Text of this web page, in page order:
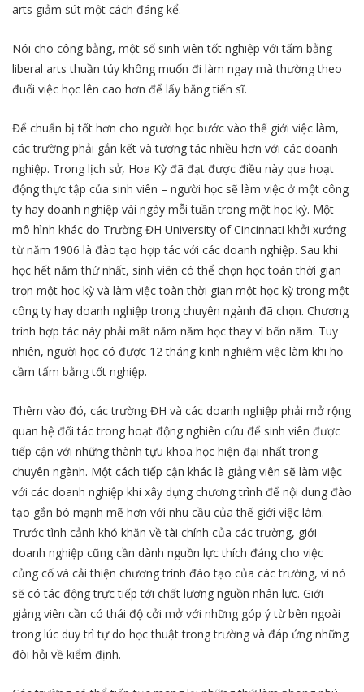
arts giảm sút một cách đáng kể.
Nói cho công bằng, một số sinh viên tốt nghiệp với tấm bằng
liberal arts thuần túy không muốn đi làm ngay mà thường theo
đuổi việc học lên cao hơn để lấy bằng tiến sĩ.
Để chuẩn bị tốt hơn cho người học bước vào thế giới việc làm,
các trường phải gắn kết và tương tác nhiều hơn với các doanh
nghiệp. Trong lịch sử, Hoa Kỳ đã đạt được điều này qua hoạt
động thực tập của sinh viên – người học sẽ làm việc ở một công
ty hay doanh nghiệp vài ngày mỗi tuần trong một học kỳ. Một
mô hình khác do Trường ĐH University of Cincinnati khởi xướng
từ năm 1906 là đào tạo hợp tác với các doanh nghiệp. Sau khi
học hết năm thứ nhất, sinh viên có thể chọn học toàn thời gian
trọn một học kỳ và làm việc toàn thời gian một học kỳ trong một
công ty hay doanh nghiệp trong chuyên ngành đã chọn. Chương
trình hợp tác này phải mất năm năm học thay vì bốn năm. Tuy
nhiên, người học có được 12 tháng kinh nghiệm việc làm khi họ
cầm tấm bằng tốt nghiệp.
Thêm vào đó, các trường ĐH và các doanh nghiệp phải mở rộng
quan hệ đối tác trong hoạt động nghiên cứu để sinh viên được
tiếp cận với những thành tựu khoa học hiện đại nhất trong
chuyên ngành. Một cách tiếp cận khác là giảng viên sẽ làm việc
với các doanh nghiệp khi xây dựng chương trình để nội dung đào
tạo gắn bó mạnh mẽ hơn với nhu cầu của thế giới việc làm.
Trước tình cảnh khó khăn về tài chính của các trường, giới
doanh nghiệp cũng cần dành nguồn lực thích đáng cho việc
củng cố và cải thiện chương trình đào tạo của các trường, vì nó
sẽ có tác động trực tiếp tới chất lượng nguồn nhân lực. Giới
giảng viên cần có thái độ cởi mở với những góp ý từ bên ngoài
trong lúc duy trì tự do học thuật trong trường và đáp ứng những
đòi hỏi về kiểm định.